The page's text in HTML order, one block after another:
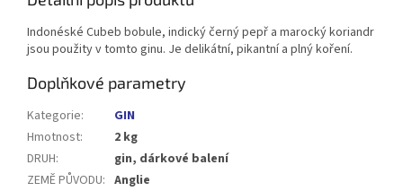
Indonéské Cubeb bobule, indický černý pepř a marocký koriandr
jsou použity v tomto ginu. Je delikátní, pikantní a plný koření.
Doplňkové parametry
Kategorie:
GIN
Hmotnost:
2 kg
DRUH:
gin, dárkové balení
ZEMĚ PŮVODU: Anglie